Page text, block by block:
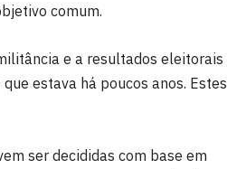
comum.
e a resultados eleitorais
estava há poucos anos. Estes
ser decididas com base em